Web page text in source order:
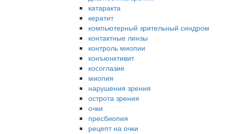
катаракта
кератит
компьютерный зрительный синдром
контактные линзы
контроль миопии
конъюнктивит
косоглазие
миопия
нарушения зрения
острота зрения
очки
пресбиопия
рецепт на очки